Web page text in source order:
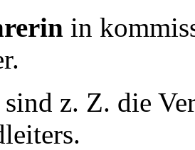
in
sind z. Z. die